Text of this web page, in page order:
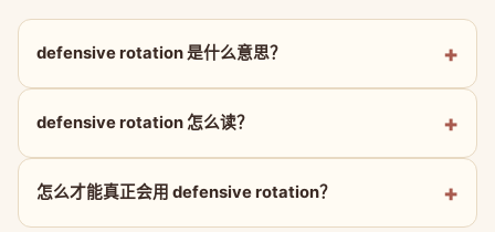
defensive rotation 是什么意思？
defensive rotation 怎么读？
怎么才能真正会用 defensive rotation？